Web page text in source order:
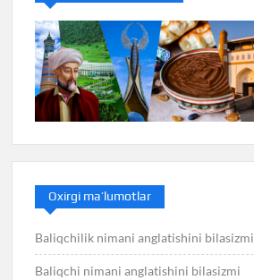
Oxirgi ma’lumotlar
Baliqchilik nimani anglatishini bilasizmi
Baliqchi nimani anglatishini bilasizmi